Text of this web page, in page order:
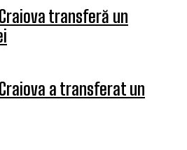
transferă un
a transferat un